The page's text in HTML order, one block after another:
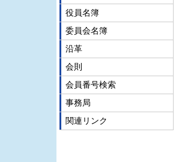
役員名簿
委員会名簿
沿革
会則
会員番号検索
事務局
関連リンク